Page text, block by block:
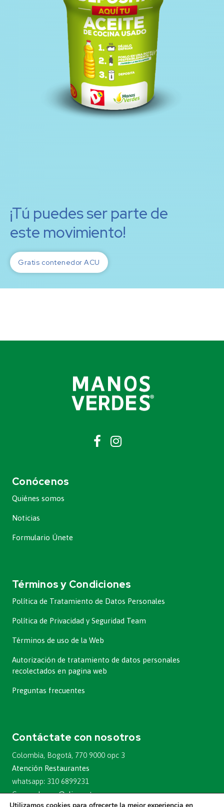
¡Tú puedes ser parte de
este movimiento!
Gratis contenedor ACU
Conócenos
Quiénes somos
Noticias
Formulario Únete
Términos y Condiciones
Política de Tratamiento de Datos Personales
Política de Privacidad y Seguridad Team
Términos de uso de la Web
Autorización de tratamiento de datos personales
recolectados en pagina web
Preguntas frecuentes
Contáctate con nosotros
Colombia, Bogotá, 770 9000 opc 3
Atención Restaurantes
whatsapp: 310 6899231
Correo:hores@alianzateam.com